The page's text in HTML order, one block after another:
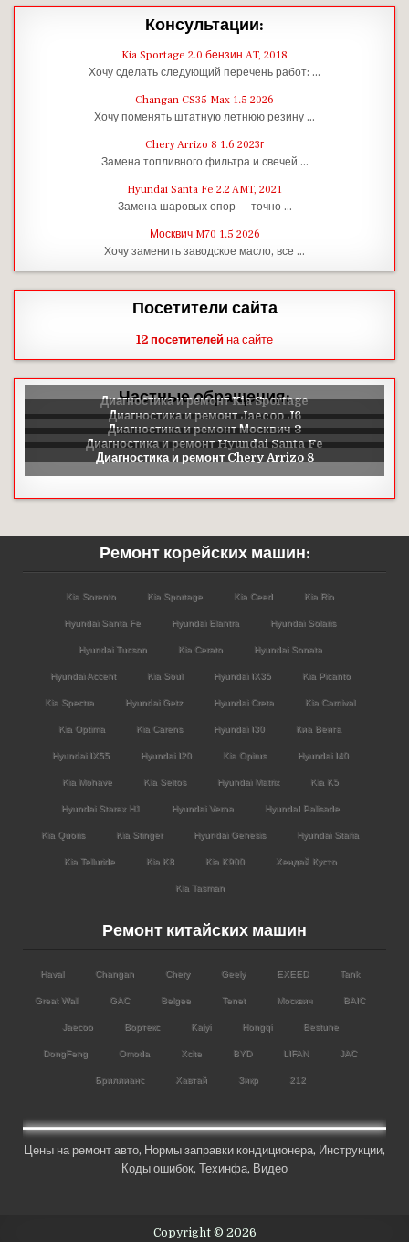
Консультации:
Kia Sportage 2.0 бензин AT, 2018
Хочу сделать следующий перечень работ: …
Changan CS35 Max 1.5 2026
Хочу поменять штатную летнюю резину …
Chery Arrizo 8 1.6 2023г
Замена топливного фильтра и свечей …
Hyundai Santa Fe 2.2 AMT, 2021
Замена шаровых опор — точно …
Москвич M70 1.5 2026
Хочу заменить заводское масло, все …
Посетители сайта
12 посетителей на сайте
Частные обращения:
Ремонт корейских машин:
Kia Sorento Kia Sportage Kia Ceed Kia Rio
Hyundai Santa Fe Hyundai Elantra Hyundai Solaris
Hyundai Tucson Kia Cerato Hyundai Sonata
Hyundai Accent Kia Soul Hyundai IX35 Kia Picanto
Kia Spectra Hyundai Getz Hyundai Creta Kia Carnival
Kia Optima Kia Carens Hyundai I30 Киа Венга
Hyundai IX55 Hyundai I20 Kia Opirus Hyundai I40
Kia Mohave Kia Seltos Hyundai Matrix Kia K5
Hyundai Starex H1 Hyundai Verna HyundaI Palisade
Kia Quoris Kia Stinger Hyundai Genesis Hyundai Staria
Kia Telluride Kia K8 Kia K900 Хендай Кусто
Kia Tasman
Ремонт китайских машин
Haval Changan Chery Geely EXEED Tank
Great Wall GAC Belgee Tenet Москвич BAIC
Jaecoo Вортекс Kaiyi Hongqi Bestune
DongFeng Omoda Xcite BYD LIFAN JAC
Бриллианс Хавтай Зикр 212
Цены на ремонт авто, Нормы заправки кондиционера, Инструкции,
Коды ошибок, Техинфа, Видео
Copyright © 2026